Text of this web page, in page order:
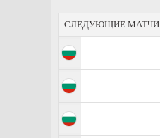
СЛЕДУЮЩИЕ МАТЧИ